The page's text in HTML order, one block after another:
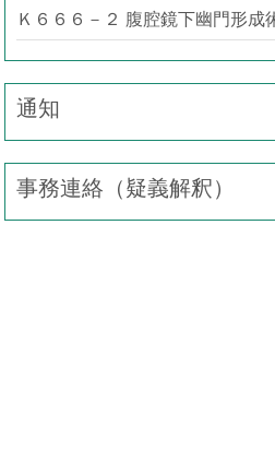
Ｋ６６６－２ 腹腔鏡下幽門形成
通知
事務連絡（疑義解釈）